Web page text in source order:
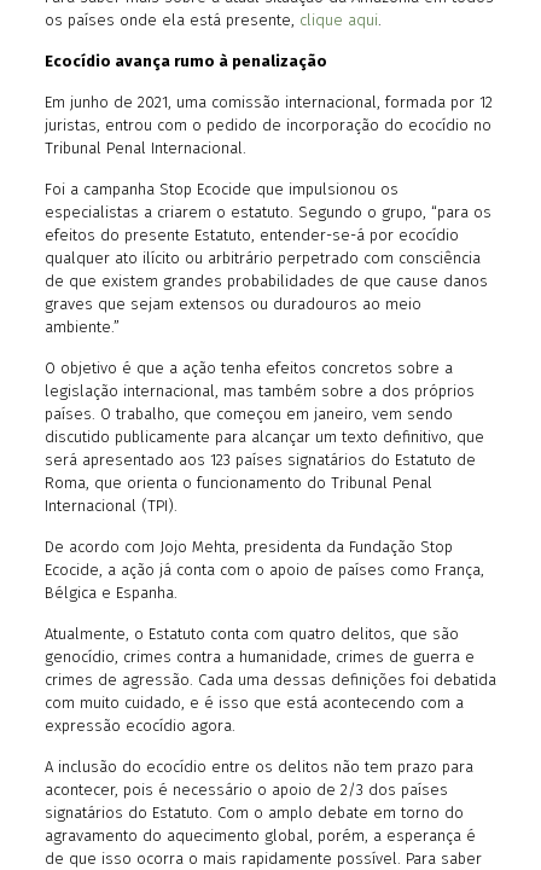
os países onde ela está presente, clique aqui.
Ecocídio avança rumo à penalização
Em junho de 2021, uma comissão internacional, formada por 12
juristas, entrou com o pedido de incorporação do ecocídio no
Tribunal Penal Internacional.
Foi a campanha Stop Ecocide que impulsionou os
especialistas a criarem o estatuto. Segundo o grupo, “para os
efeitos do presente Estatuto, entender-se-á por ecocídio
qualquer ato ilícito ou arbitrário perpetrado com consciência
de que existem grandes probabilidades de que cause danos
graves que sejam extensos ou duradouros ao meio
ambiente.”
O objetivo é que a ação tenha efeitos concretos sobre a
legislação internacional, mas também sobre a dos próprios
países. O trabalho, que começou em janeiro, vem sendo
discutido publicamente para alcançar um texto definitivo, que
será apresentado aos 123 países signatários do Estatuto de
Roma, que orienta o funcionamento do Tribunal Penal
Internacional (TPI).
De acordo com Jojo Mehta, presidenta da Fundação Stop
Ecocide, a ação já conta com o apoio de países como França,
Bélgica e Espanha.
Atualmente, o Estatuto conta com quatro delitos, que são
genocídio, crimes contra a humanidade, crimes de guerra e
crimes de agressão. Cada uma dessas definições foi debatida
com muito cuidado, e é isso que está acontecendo com a
expressão ecocídio agora.
A inclusão do ecocídio entre os delitos não tem prazo para
acontecer, pois é necessário o apoio de 2/3 dos países
signatários do Estatuto. Com o amplo debate em torno do
agravamento do aquecimento global, porém, a esperança é
de que isso ocorra o mais rapidamente possível. Para saber